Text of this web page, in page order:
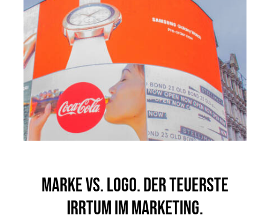
Marke vs. Logo. Der teuerste
Irrtum im Marketing.